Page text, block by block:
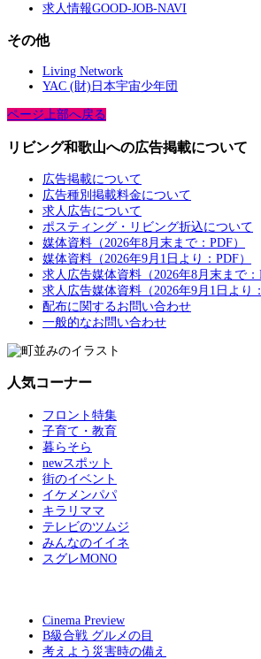
求人情報GOOD-JOB-NAVI
その他
Living Network
YAC (財)日本宇宙少年団
ページ上部へ戻る
リビング和歌山への広告掲載について
広告掲載について
広告種別掲載料金について
求人広告について
ポスティング・リビング折込について
媒体資料（2026年8月末まで：PDF）
媒体資料（2026年9月1日より：PDF）
求人広告媒体資料（2026年8月末まで：
求人広告媒体資料（2026年9月1日より
配布に関するお問い合わせ
一般的なお問い合わせ
人気コーナー
フロント特集
子育て・教育
暮らそら
newスポット
街のイベント
イケメンパパ
キラリママ
テレビのツムジ
みんなのイイネ
スグレMONO
Cinema Preview
B級合戦 グルメの目
考えよう災害時の備え